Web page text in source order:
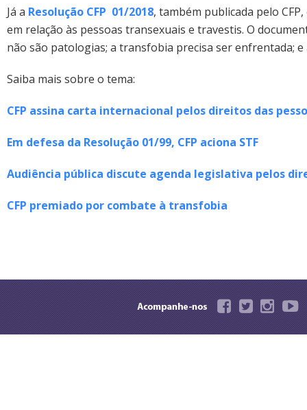
Já a Resolução CFP 01/2018, também publicada pelo
em relação às pessoas transexuais e travestis. O
não são patologias; a transfobia precisa ser enfrentada;
Saiba mais sobre o tema:
CFP assina carta internacional pelos direitos das
Em defesa da Resolução 01/99, CFP aciona STF
Audiência pública discute agenda legislativa pelos
CFP premiado por combate à transfobia